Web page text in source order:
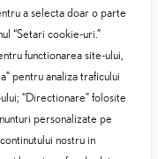
a selecta doar o parte
“Setari cookie-uri.”
functionarea site-ului,
pentru analiza traficului
“Directionare” folosite
personalizate pe
nostru in